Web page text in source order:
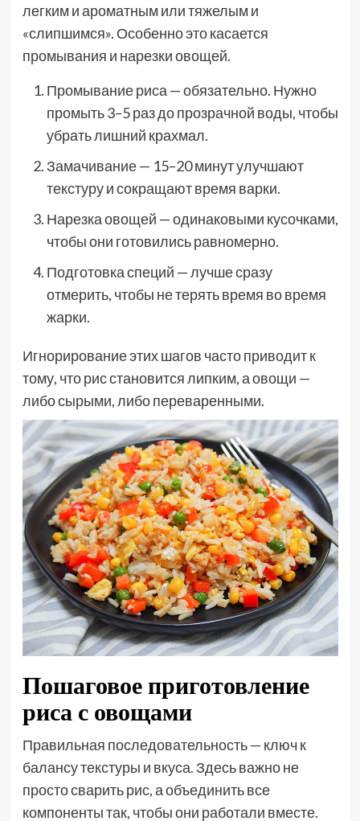
легким и ароматным или тяжелым и
«слипшимся». Особенно это касается
промывания и нарезки овощей.
Промывание риса — обязательно. Нужно
промыть 3–5 раз до прозрачной воды, чтобы
убрать лишний крахмал.
Замачивание — 15–20 минут улучшают
текстуру и сокращают время варки.
Нарезка овощей — одинаковыми кусочками,
чтобы они готовились равномерно.
Подготовка специй — лучше сразу
отмерить, чтобы не терять время во время
жарки.
Игнорирование этих шагов часто приводит к
тому, что рис становится липким, а овощи —
либо сырыми, либо переваренными.
Пошаговое приготовление
риса с овощами
Правильная последовательность — ключ к
балансу текстуры и вкуса. Здесь важно не
просто сварить рис, а объединить все
компоненты так, чтобы они работали вместе.